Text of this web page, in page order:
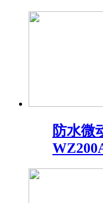
防水微